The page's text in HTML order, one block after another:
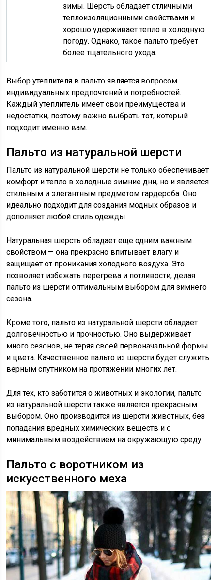
зимы. Шерсть обладает отличными
теплоизоляционными свойствами и
хорошо удерживает тепло в холодную
погоду. Однако, такое пальто требует
более тщательного ухода.
Выбор утеплителя в пальто является вопросом
индивидуальных предпочтений и потребностей.
Каждый утеплитель имеет свои преимущества и
недостатки, поэтому важно выбрать тот, который
подходит именно вам.
Пальто из натуральной шерсти
Пальто из натуральной шерсти не только обеспечивает
комфорт и тепло в холодные зимние дни, но и является
стильным и элегантным предметом гардероба. Оно
идеально подходит для создания модных образов и
дополняет любой стиль одежды.
Натуральная шерсть обладает еще одним важным
свойством — она прекрасно впитывает влагу и
защищает от проникания холодного воздуха. Это
позволяет избежать перегрева и потливости, делая
пальто из шерсти оптимальным выбором для зимнего
сезона.
Кроме того, пальто из натуральной шерсти обладает
долговечностью и прочностью. Оно выдерживает
много сезонов, не теряя своей первоначальной формы
и цвета. Качественное пальто из шерсти будет служить
верным спутником на протяжении многих лет.
Для тех, кто заботится о животных и экологии, пальто
из натуральной шерсти также является прекрасным
выбором. Оно производится из шерсти животных, без
попадания вредных химических веществ и с
минимальным воздействием на окружающую среду.
Пальто с воротником из
искусственного меха